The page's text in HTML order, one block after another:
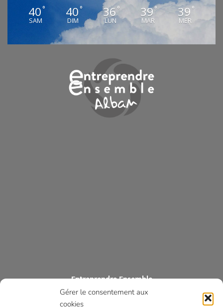
Gérer le consentement aux
cookies
40°
SAM
40°
DIM
36°
LUN
39°
MAR
39 °
MER
Entreprendre Ensemble
ASSOCIATION DES COMMERÇANTS ET ARTISANS DES MONTS